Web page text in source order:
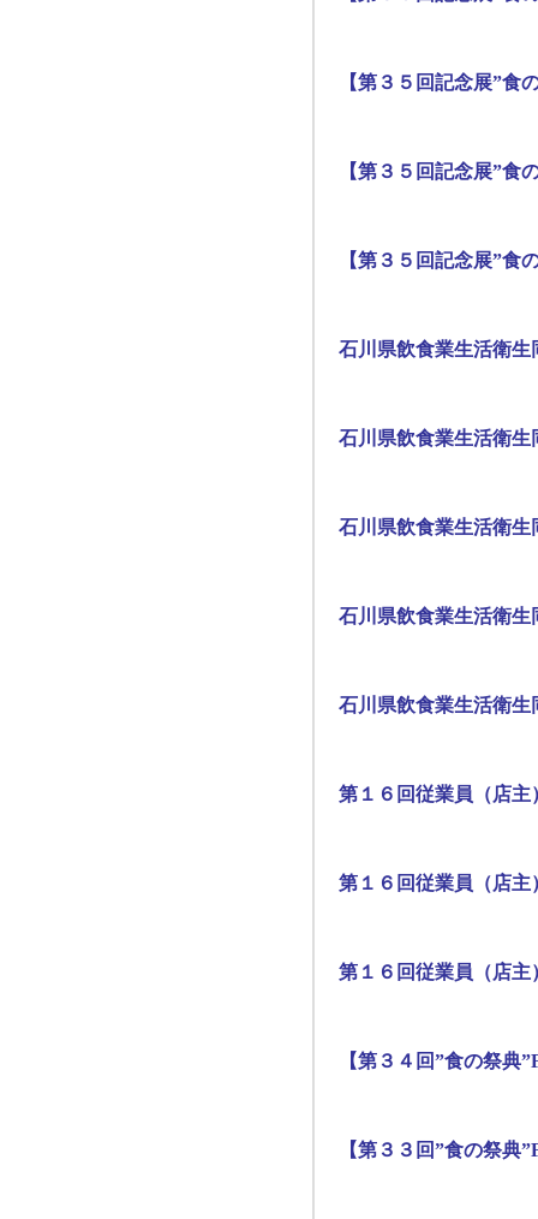
【第３５回記念展”食
【第３５回記念展”食
【第３５回記念展”食
石川県飲食業生活衛
石川県飲食業生活衛
石川県飲食業生活衛
石川県飲食業生活衛
石川県飲食業生活衛
第１６回従業員（店
第１６回従業員（店
第１６回従業員（店
【第３４回”食の祭典
【第３３回”食の祭典